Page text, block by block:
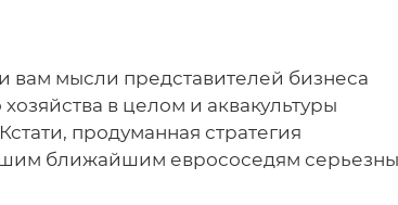
вам мысли представителей бизнеса
в целом и аквакультуры
продуманная стратегия
ближайшим еврососедям